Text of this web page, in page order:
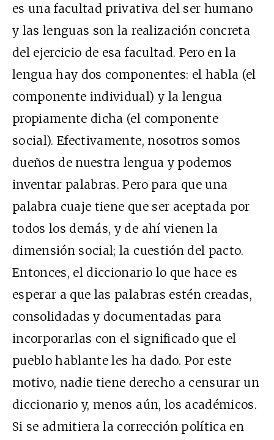
es una facultad privativa del ser humano
y las lenguas son la realización concreta
del ejercicio de esa facultad. Pero en la
lengua hay dos componentes: el habla (el
componente individual) y la lengua
propiamente dicha (el componente
social). Efectivamente, nosotros somos
dueños de nuestra lengua y podemos
inventar palabras. Pero para que una
palabra cuaje tiene que ser aceptada por
todos los demás, y de ahí vienen la
dimensión social; la cuestión del pacto.
Entonces, el diccionario lo que hace es
esperar a que las palabras estén creadas,
consolidadas y documentadas para
incorporarlas con el significado que el
pueblo hablante les ha dado. Por este
motivo, nadie tiene derecho a censurar un
diccionario y, menos aún, los académicos.
Si se admitiera la corrección política en